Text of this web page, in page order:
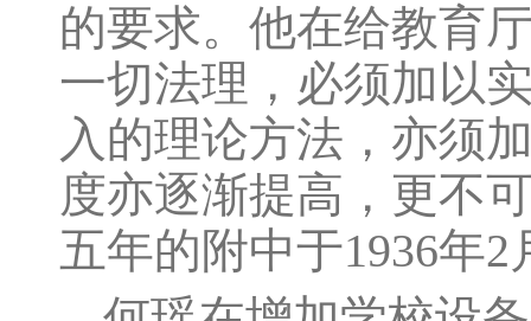
的要求。他在给教育
一切法理，必须加以
入的理论方法，亦须
度亦逐渐提高，更不
五年的附中于1936年